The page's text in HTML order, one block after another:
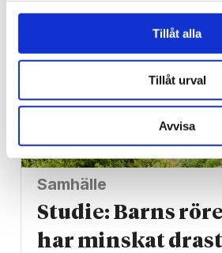
Tillåt alla
Tillåt urval
Avvisa
Samhälle
Studie: Barns
har minskat